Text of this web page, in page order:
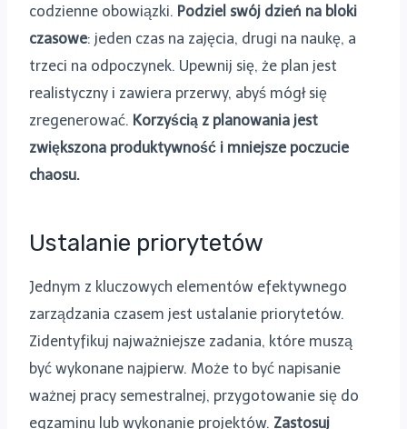
codzienne obowiązki. Podziel swój dzień na bloki
czasowe: jeden czas na zajęcia, drugi na naukę, a
trzeci na odpoczynek. Upewnij się, że plan jest
realistyczny i zawiera przerwy, abyś mógł się
zregenerować. Korzyścią z planowania jest
zwiększona produktywność i mniejsze poczucie
chaosu.
Ustalanie priorytetów
Jednym z kluczowych elementów efektywnego
zarządzania czasem jest ustalanie priorytetów.
Zidentyfikuj najważniejsze zadania, które muszą
być wykonane najpierw. Może to być napisanie
ważnej pracy semestralnej, przygotowanie się do
egzaminu lub wykonanie projektów. Zastosuj